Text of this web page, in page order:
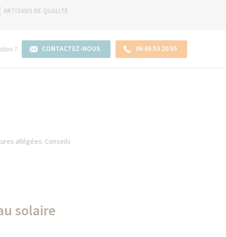
ARTISANS DE QUALITÉ
? CONTACTEZ-NOUS 06 65 53 20 55
allégées. Conseils
solaire